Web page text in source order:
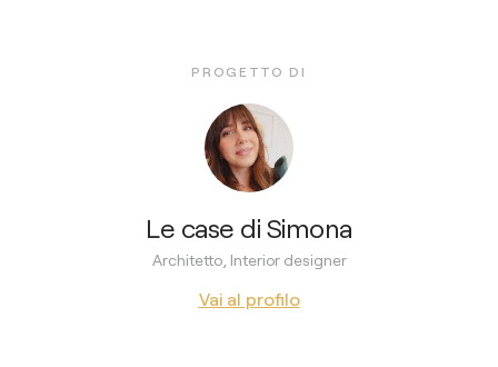
PROGETTO DI
Le case di Simona
Architetto, Interior designer
Vai al profilo